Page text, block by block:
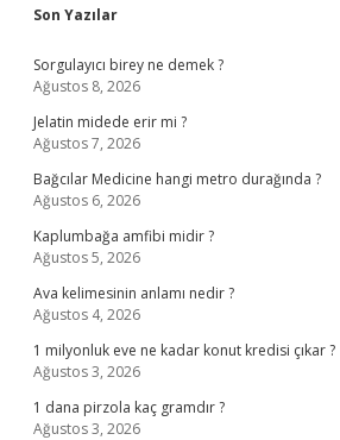
Sidebar
Son Yazılar
Sorgulayıcı birey ne demek ?
Ağustos 8, 2026
Jelatin midede erir mi ?
Ağustos 7, 2026
Bağcılar Medicine hangi metro durağında ?
Ağustos 6, 2026
Kaplumbağa amfibi midir ?
Ağustos 5, 2026
Ava kelimesinin anlamı nedir ?
Ağustos 4, 2026
1 milyonluk eve ne kadar konut kredisi çıkar ?
Ağustos 3, 2026
1 dana pirzola kaç gramdır ?
Ağustos 3, 2026